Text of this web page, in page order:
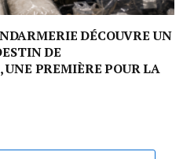
DÉCOUVRE UN
DE
PREMIÈRE POUR LA